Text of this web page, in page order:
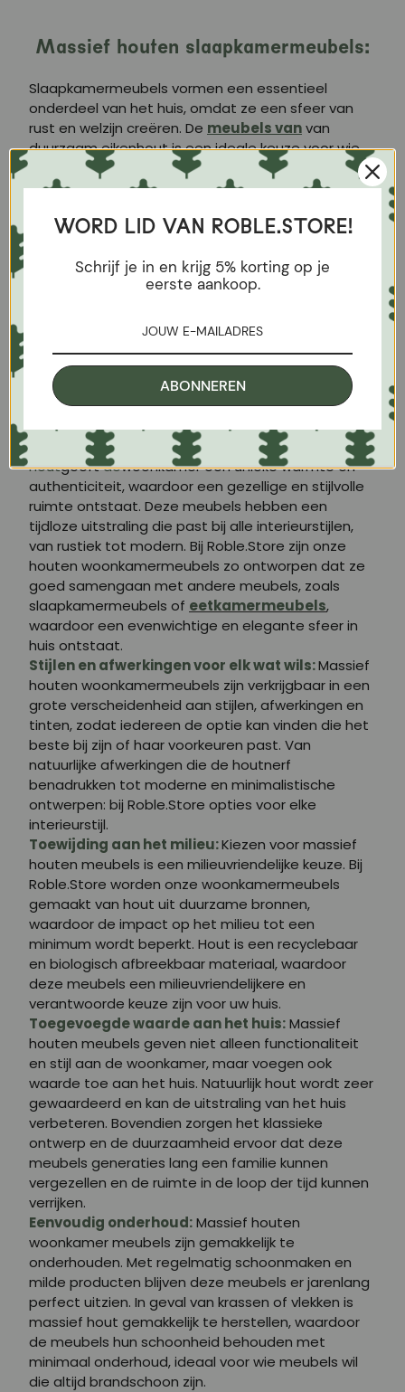
Massief houten slaapkamermeubels:
Slaapkamermeubels vormen een essentieel
onderdeel van het huis, omdat ze een sfeer van
rust en welzijn creëren. De meubels vanvan
duurzaam eikenhout is een ideale keuze voor wie
op zoek is naar kwaliteit, stijl en respect voor het
milieu. Bij Roble.Store bieden we
en een verantwoorde, ecologische productie
Ongeëvenaarde duurzaamheid:Dewoonkamer
massief houten woonkamer meubels
effecten van dagelijks gebruik. Dankzij de
bestand tegen slijtage zonder hun kwaliteit of
uiterlijk te verliezen. Dit maakt massief houten
meubelen tot een rendabele investering, omdat
ze na verloop van tijd in perfecte staat blijven.
Charme en natuurlijke warmte: Massief
houtgeeftdewoonkamer een unieke warmte en
authenticiteit, waardoor een gezellige en stijlvolle
ruimte ontstaat. Deze meubels hebben een
tijdloze uitstraling die past bij alle interieurstijlen,
van rustiek tot modern. Bij Roble.Store zijn onze
houten woonkamermeubels zo ontworpen dat ze
goed samengaan met andere meubels, zoals
slaapkamermeubels of eetkamermeubels,
waardoor een evenwichtige en elegante sfeer in
huis ontstaat.
Stijlen en afwerkingen voor elk wat wils:Massief
houten woonkamermeubels zijn verkrijgbaar in een
grote verscheidenheid aan stijlen, afwerkingen en
tinten, zodat iedereen de optie kan vinden die het
beste bij zijn of haar voorkeuren past. Van
natuurlijke afwerkingen die de houtnerf
benadrukken tot moderne en minimalistische
ontwerpen: bij Roble.Store opties voor elke
interieurstijl.
Toewijding aan het milieu:Kiezen voor massief
houten meubels is een milieuvriendelijke keuze. Bij
Roble.Store worden onze woonkamermeubels
gemaakt van hout uit duurzame bronnen,
waardoor de impact op het milieu tot een
minimum wordt beperkt. Hout is een recyclebaar
en biologisch afbreekbaar materiaal, waardoor
deze meubels een milieuvriendelijkere en
verantwoorde keuze zijn voor uw huis.
Toegevoegde waarde aan het huis:Massief
houten meubels geven niet alleen functionaliteit
en stijl aan de woonkamer, maar voegen ook
waarde toe aan het huis. Natuurlijk hout wordt zeer
gewaardeerd en kan de uitstraling van het huis
verbeteren. Bovendien zorgen het klassieke
ontwerp en de duurzaamheid ervoor dat deze
meubels generaties lang een familie kunnen
vergezellen en de ruimte in de loop der tijd kunnen
verrijken.
Eenvoudig onderhoud:Massief houten
woonkamer meubels zijn gemakkelijk te
onderhouden. Met regelmatig schoonmaken en
milde producten blijven deze meubels er jarenlang
perfect uitzien. In geval van krassen of vlekken is
massief hout gemakkelijk te herstellen, waardoor
de meubels hun schoonheid behouden met
minimaal onderhoud, ideaal voor wie meubels wil
die altijd brandschoon zijn.
WORD LID VAN ROBLE.STORE!
Schrijf je in en krijg 5% korting op je
eerste aankoop.
ABONNEREN